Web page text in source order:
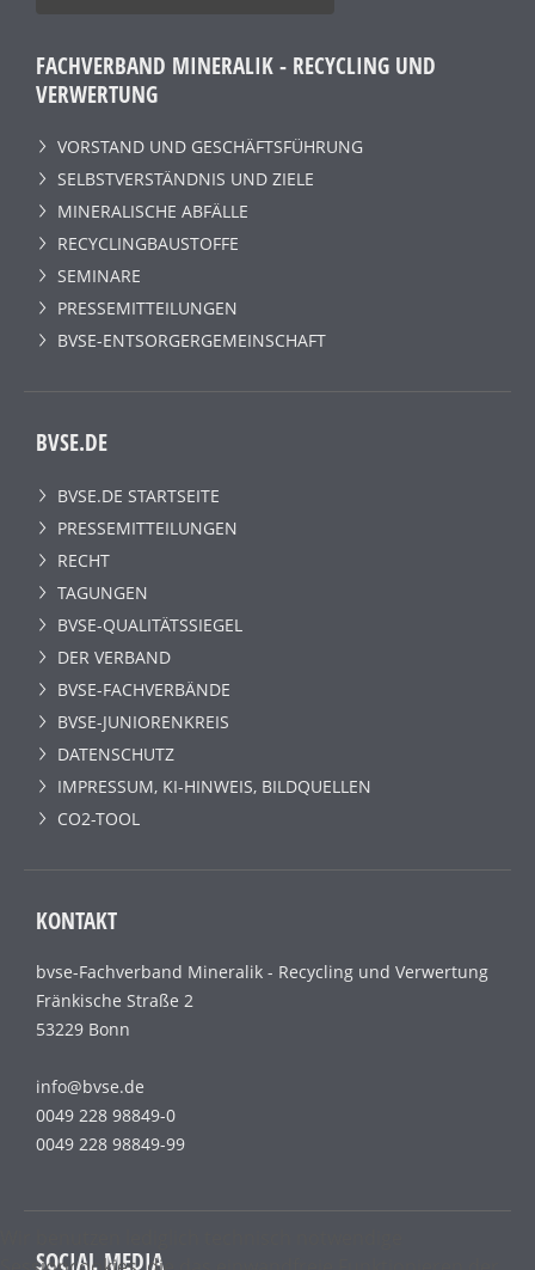
FACHVERBAND MINERALIK - RECYCLING UND
VERWERTUNG
VORSTAND UND GESCHÄFTSFÜHRUNG
SELBSTVERSTÄNDNIS UND ZIELE
MINERALISCHE ABFÄLLE
RECYCLINGBAUSTOFFE
SEMINARE
PRESSEMITTEILUNGEN
BVSE-ENTSORGERGEMEINSCHAFT
BVSE.DE
BVSE.DE STARTSEITE
PRESSEMITTEILUNGEN
RECHT
TAGUNGEN
BVSE-QUALITÄTSSIEGEL
DER VERBAND
BVSE-FACHVERBÄNDE
BVSE-JUNIORENKREIS
DATENSCHUTZ
IMPRESSUM, KI-HINWEIS, BILDQUELLEN
CO2-TOOL
KONTAKT
bvse-Fachverband Mineralik - Recycling und Verwertung
Fränkische Straße 2
53229 Bonn
info@bvse.de
0049 228 98849-0
0049 228 98849-99
SOCIAL MEDIA